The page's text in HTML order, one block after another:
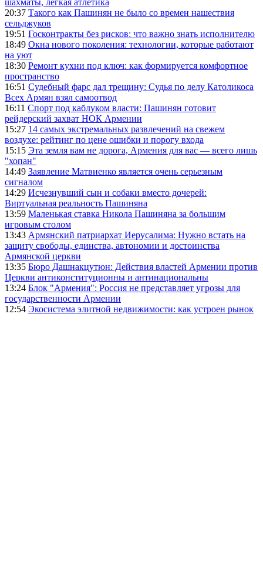
20:37 Такого как Пашинян не было со времен нашествия
сельджуков
19:51 Госконтракты без рисков: что важно знать исполнителю
18:49 Окна нового поколения: технологии, которые работают
на уют
18:30 Ремонт кухни под ключ: как формируется комфортное
пространство
16:51 Судебный фарс дал трещину: Судья по делу Католикоса
Всех Армян взял самоотвод
16:11 Спорт под каблуком власти: Пашинян готовит
рейдерский захват НОК Армении
15:27 14 самых экстремальных развлечений на свежем
воздухе: рейтинг по цене ошибки и порогу входа
15:15 Эта земля вам не дорога, Армения для вас — всего лишь
"хопан"
14:49 Заявление Матвиенко является очень серьезным
сигналом
14:29 Исчезнувший сын и собаки вместо дочерей:
Виртуальная реальность Пашиняна
13:59 Маленькая ставка Никола Пашиняна за большим
игровым столом
13:43 Армянский патриархат Иерусалима: Нужно встать на
защиту свободы, единства, автономии и достоинства
Армянской церкви
13:35 Бюро Дашнакцутюн: Действия властей Армении против
Церкви антиконституционны и антинациональны
13:24 Блок "Армения": Россия не представляет угрозы для
государственности Армении
12:54 Экосистема элитной недвижимости: как устроен рынок